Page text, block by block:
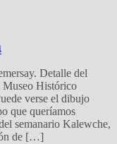
Detalle del
Museo Histórico
verse el dibujo
que queríamos
semanario Kalewche,
de […]